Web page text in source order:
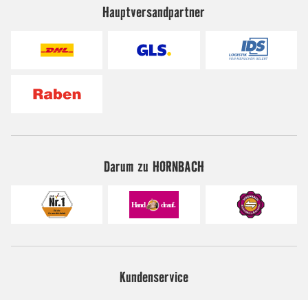
Hauptversandpartner
Darum zu HORNBACH
Kundenservice